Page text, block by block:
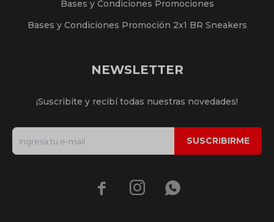
Bases y Condiciones Promociones
Bases y Condiciones Promoción 2x1 BR Sneakers
NEWSLETTER
¡Suscribite y recibí todas nuestras novedades!
SUSCRIBIRME
  